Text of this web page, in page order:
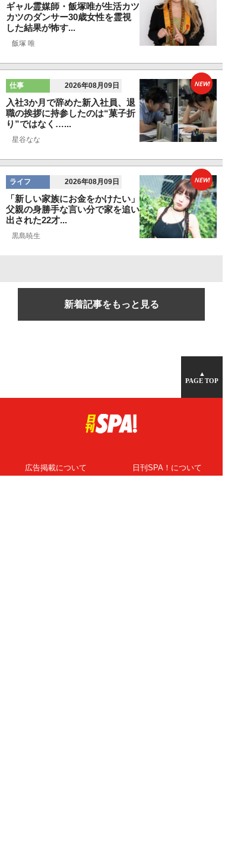
ギャル霊媒師・飯塚唯が生活カツ
カツのダンサー30歳女性を霊視
した結果が怖す...
飯塚 唯
仕事 2026年08月09日
入社3か月で辞めた新入社員、退
職の挨拶に持参したのは“菓子折
り”ではなく…...
星谷なな
NEW!
ライフ 2026年08月09日
「新しい家族にお金をかけたい」
父親の身勝手な言い分で家を追い
出された22才...
黒島暁生
NEW!
新着記事をもっと見る
▲
PAGE TOP
広告掲載について 日刊SPA！について